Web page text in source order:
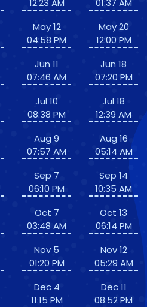
12:23 AM
May 12
04:58 PM
Jun 11
07:46 AM
Jul 10
08:38 PM
Aug 9
07:57 AM
Sep 7
06:10 PM
Oct 7
03:48 AM
Nov 5
01:20 PM
Dec 4
11:15 PM
01:37 AM
May 20
12:00 PM
Jun 18
07:20 PM
Jul 18
12:39 AM
Aug 16
05:14 AM
Sep 14
10:35 AM
Oct 13
06:14 PM
Nov 12
05:29 AM
Dec 11
08:52 PM